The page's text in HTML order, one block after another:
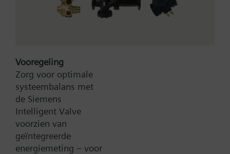
Bruto Prijs
Type:
Artikel-Nr.:
Garantie:
Productgroep:
Vooregeling
Zorg voor optimale
systeembalans met
de Siemens
Intelligent Valve
voorzien van
geïntegreerde
energiemeting – voor